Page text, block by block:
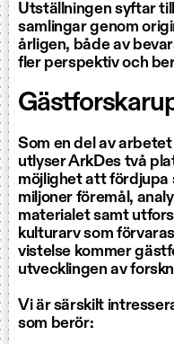
Utställningen syftar
samlingar genom
årligen, både av
fler perspektiv och
Som en del av
utlyser ArkDes två
möjlighet att fördjupa
miljoner föremål,
materialet samt
kulturarv som
vistelse kommer
utvecklingen av
Vi är särskilt
som berör: